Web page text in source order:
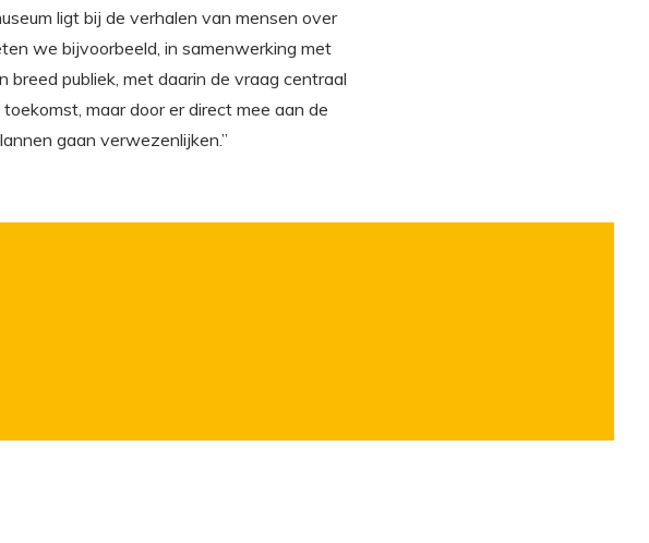
ligt bij de verhalen van mensen over
we bijvoorbeeld, in samenwerking met
publiek, met daarin de vraag centraal
maar door er direct mee aan de
gaan verwezenlijken.”